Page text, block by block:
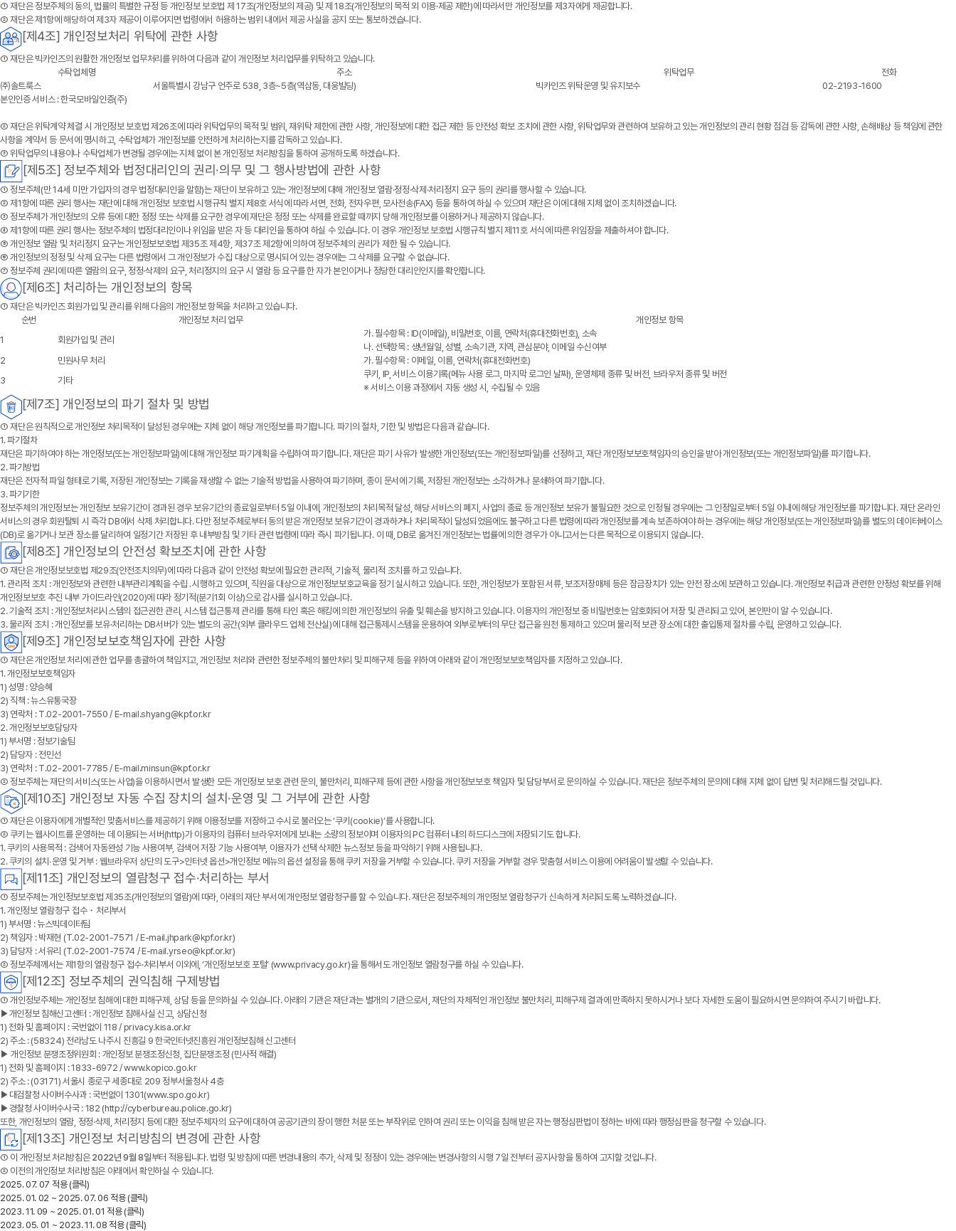
① 재단은 정보주체의 동의, 법률의 특별한 규정 등 개인정보 보호법 제 17조(개인정보의 제공) 및 제 18조(개인정보의 목적 외 이용·제공 제한)에 따라서만 개인정보를 제3자에게 제공합니다.
② 재단은 제1항에 해당하여 제3자 제공이 이루어지면 법령에서 허용하는 범위 내에서 제공 사실을 공지 또는 통보하겠습니다.
[제4조] 개인정보처리 위탁에 관한 사항
① 재단은 빅카인즈의 원활한 개인정보 업무처리를 위하여 다음과 같이 개인정보 처리업무를 위탁하고 있습니다.
수탁업체명
주소 위탁업무
전화
㈜솔트룩스
서울특별시 강남구 언주로 538, 3층~5층(역삼동, 대웅빌딩) 빅카인즈 위탁운영 및 유지보수
02-2193-1600
본인인증 서비스 : 한국모바일인증(주)
② 재단은 위탁계약 체결 시 개인정보 보호법 제26조에 따라 위탁업무의 목적 및 범위, 재위탁 제한에 관한 사항, 개인정보에 대한 접근 제한 등 안전성 확보 조치에 관한 사항, 위탁업무와 관련하여 보유하고 있는 개인정보의 관리 현황 점검 등 감독에 관한 사항, 손해배상 등 책임에 관한
사항을 계약서 등 문서에 명시하고, 수탁업체가 개인정보를 안전하게 처리하는지를 감독하고 있습니다.
③ 위탁업무의 내용이나 수탁업체가 변경될 경우에는 지체 없이 본 개인정보 처리방침을 통하여 공개하도록 하겠습니다.
[제5조] 정보주체와 법정대리인의 권리·의무 및 그 행사방법에 관한 사항
① 정보주체(만 14세 미만 가입자의 경우 법정대리인을 말함)는 재단이 보유하고 있는 개인정보에 대해 개인정보 열람·정정·삭제·처리정지 요구 등의 권리를 행사할 수 있습니다.
② 제1항에 따른 권리 행사는 재단에 대해 개인정보 보호법 시행규칙 별지 제8호 서식에 따라 서면, 전화, 전자우편, 모사전송(FAX) 등을 통하여 하실 수 있으며 재단은 이에 대해 지체 없이 조치하겠습니다.
③ 정보주체가 개인정보의 오류 등에 대한 정정 또는 삭제를 요구한 경우에 재단은 정정 또는 삭제를 완료할 때까지 당해 개인정보를 이용하거나 제공하지 않습니다.
④ 제1항에 따른 권리 행사는 정보주체의 법정대리인이나 위임을 받은 자 등 대리인을 통하여 하실 수 있습니다. 이 경우 개인정보 보호법 시행규칙 별지 제11호 서식에 따른 위임장을 제출하셔야 합니다.
⑤ 개인정보 열람 및 처리정지 요구는 개인정보보호법 제35조 제4항, 제37조 제2항에 의하여 정보주체의 권리가 제한 될 수 있습니다.
⑥ 개인정보의 정정 및 삭제 요구는 다른 법령에서 그 개인정보가 수집 대상으로 명시되어 있는 경우에는 그 삭제를 요구할 수 없습니다.
⑦ 정보주체 권리에 따른 열람의 요구, 정정·삭제의 요구, 처리정지의 요구 시 열람 등 요구를 한 자가 본인이거나 정당한 대리인인지를 확인합니다.
[제6조] 처리하는 개인정보의 항목
① 재단은 빅카인즈 회원가입 및 관리를 위해 다음의 개인정보 항목을 처리하고 있습니다.
순번
개인정보 처리 업무
개인정보 항목
1
회원가입 및 관리
가. 필수항목 : ID(이메일), 비밀번호, 이름, 연락처(휴대전화번호), 소속
나. 선택항목 : 생년월일, 성별, 소속기관, 지역, 관심분야, 이메일 수신여부
2
민원사무 처리
가. 필수항목 : 이메일, 이름, 연락처(휴대전화번호)
3
기타
쿠키, IP, 서비스 이용기록(메뉴 사용 로그, 마지막 로그인 날짜), 운영체제 종류 및 버전, 브라우저 종류 및 버전
※ 서비스 이용 과정에서 자동 생성 시, 수집될 수 있음
[제7조] 개인정보의 파기 절차 및 방법
① 재단은 원칙적으로 개인정보 처리목적이 달성된 경우에는 지체 없이 해당 개인정보를 파기합니다. 파기의 절차, 기한 및 방법은 다음과 같습니다.
1. 파기절차
재단은 파기하여야 하는 개인정보(또는 개인정보파일)에 대해 개인정보 파기계획을 수립하여 파기합니다. 재단은 파기 사유가 발생한 개인정보(또는 개인정보파일)를 선정하고, 재단 개인정보보호책임자의 승인을 받아 개인정보(또는 개인정보파일)를 파기합니다.
2. 파기방법
재단은 전자적 파일 형태로 기록, 저장된 개인정보는 기록을 재생할 수 없는 기술적 방법을 사용하여 파기하며, 종이 문서에 기록, 저장된 개인정보는 소각하거나 분쇄하여 파기합니다.
3. 파기기한
정보주체의 개인정보는 개인정보 보유기간이 경과된 경우 보유기간의 종료일로부터 5일 이내에, 개인정보의 처리목적 달성, 해당 서비스의 폐지, 사업의 종료 등 개인정보 보유가 불필요한 것으로 인정될 경우에는 그 인정일로부터 5일 이내에 해당 개인정보를 파기합니다. 재단 온라인
서비스의 경우 회원탈퇴 시 즉각 DB에서 삭제 처리합니다. 다만 정보주체로부터 동의 받은 개인정보 보유기간이 경과하거나 처리목적이 달성되었음에도 불구하고 다른 법령에 따라 개인정보를 계속 보존하여야 하는 경우에는 해당 개인정보(또는 개인정보파일)를 별도의 데이터베이스
(DB)로 옮기거나 보관 장소를 달리하여 일정기간 저장된 후 내부방침 및 기타 관련 법령에 따라 즉시 파기됩니다. 이 때, DB로 옮겨진 개인정보는 법률에 의한 경우가 아니고서는 다른 목적으로 이용되지 않습니다.
[제8조] 개인정보의 안전성 확보조치에 관한 사항
① 재단은 개인정보보호법 제29조(안전조치의무)에 따라 다음과 같이 안전성 확보에 필요한 관리적, 기술적, 물리적 조치를 하고 있습니다.
1. 관리적 조치 : 개인정보와 관련한 내부관리계획을 수립․시행하고 있으며, 직원을 대상으로 개인정보보호교육을 정기 실시하고 있습니다. 또한, 개인정보가 포함된 서류, 보조저장매체 등은 잠금장치가 있는 안전 장소에 보관하고 있습니다. 개인정보 취급과 관련한 안정성 확보를 위해
개인정보보호 추진 내부 가이드라인(2020)에 따라 정기적(분기1회 이상)으로 감사를 실시하고 있습니다.
2. 기술적 조치 : 개인정보처리시스템의 접근권한 관리, 시스템 접근통제 관리를 통해 타인 혹은 해킹에 의한 개인정보의 유출 및 훼손을 방지하고 있습니다. 이용자의 개인정보 중 비밀번호는 암호화되어 저장 및 관리되고 있어, 본인만이 알 수 있습니다.
3. 물리적 조치 : 개인정보를 보유·처리하는 DB서버가 있는 별도의 공간(외부 클라우드 업체 전산실)에 대해 접근통제시스템을 운용하여 외부로부터의 무단 접근을 원천 통제하고 있으며 물리적 보관 장소에 대한 출입통제 절차를 수립, 운영하고 있습니다.
[제9조] 개인정보보호책임자에 관한 사항
① 재단은 개인정보 처리에 관한 업무를 총괄하여 책임지고, 개인정보 처리와 관련한 정보주체의 불만처리 및 피해구제 등을 위하여 아래와 같이 개인정보보호책임자를 지정하고 있습니다.
1. 개인정보보호책임자
1) 성명 : 양승혜
2) 직책 : 뉴스유통국장
3) 연락처 : T.02-2001-7550 / E-mail.shyang@kpf.or.kr
2. 개인정보보호담당자
1) 부서명 : 정보기술팀
2) 담당자 : 전민선
3) 연락처 : T.02-2001-7785 / E-mail.minsun@kpf.or.kr
② 정보주체는 재단의 서비스(또는 사업)을 이용하시면서 발생한 모든 개인정보 보호 관련 문의, 불만처리, 피해구제 등에 관한 사항을 개인정보보호 책임자 및 담당부서로 문의하실 수 있습니다. 재단은 정보주체의 문의에 대해 지체 없이 답변 및 처리해드릴 것입니다.
[제10조] 개인정보 자동 수집 장치의 설치·운영 및 그 거부에 관한 사항
① 재단은 이용자에게 개별적인 맞춤서비스를 제공하기 위해 이용정보를 저장하고 수시로 불러오는 ‘쿠키(cookie)’를 사용합니다.
② 쿠키는 웹사이트를 운영하는 데 이용되는 서버(http)가 이용자의 컴퓨터 브라우저에게 보내는 소량의 정보이며 이용자의 PC 컴퓨터 내의 하드디스크에 저장되기도 합니다.
1. 쿠키의 사용목적 : 검색어 자동완성 기능 사용여부, 검색어 저장 기능 사용여부, 이용자가 선택 삭제한 뉴스정보 등을 파악하기 위해 사용됩니다.
2. 쿠키의 설치∙운영 및 거부 : 웹브라우저 상단의 도구>인터넷 옵션>개인정보 메뉴의 옵션 설정을 통해 쿠키 저장을 거부할 수 있습니다. 쿠키 저장을 거부할 경우 맞춤형 서비스 이용에 어려움이 발생할 수 있습니다.
[제11조] 개인정보의 열람청구 접수·처리하는 부서
① 정보주체는 개인정보보호법 제35조(개인정보의 열람)에 따라, 아래의 재단 부서에 개인정보 열람청구를 할 수 있습니다. 재단은 정보주체의 개인정보 열람청구가 신속하게 처리되도록 노력하겠습니다.
1. 개인정보 열람청구 접수・처리부서
1) 부서명 : 뉴스빅데이터팀
2) 책임자 : 박재현 (T.02-2001-7571 / E-mail.jhpark@kpf.or.kr)
3) 담당자 : 서유리 (T.02-2001-7574 / E-mail.yrseo@kpf.or.kr)
② 정보주체께서는 제1항의 열람청구 접수·처리부서 이외에, ‘개인정보보호 포털’ (www.privacy.go.kr)을 통해서도 개인정보 열람청구를 하실 수 있습니다.
[제12조] 정보주체의 권익침해 구제방법
① 개인정보주체는 개인정보 침해에 대한 피해구제, 상담 등을 문의하실 수 있습니다. 아래의 기관은 재단과는 별개의 기관으로서, 재단의 자체적인 개인정보 불만처리, 피해구제 결과에 만족하지 못하시거나 보다 자세한 도움이 필요하시면 문의하여 주시기 바랍니다.
▶개인정보 침해신고센터 : 개인정보 침해사실 신고, 상담신청
1) 전화 및 홈페이지 : 국번없이 118 / privacy.kisa.or.kr
2) 주소 : (58324) 전라남도 나주시 진흥길 9 한국인터넷진흥원 개인정보침해 신고센터
▶ 개인정보 분쟁조정위원회 : 개인정보 분쟁조정신청, 집단분쟁조정 (민사적 해결)
1) 전화 및 홈페이지 : 1833-6972 / www.kopico.go.kr
2) 주소 : (03171) 서울시 종로구 세종대로 209 정부서울청사 4층
▶대검찰청 사이버수사과 : 국번없이 1301(www.spo.go.kr)
▶경찰청 사이버수사국 : 182 (http://cyberbureau.police.go.kr)
또한, 개인정보의 열람, 정정·삭제, 처리정지 등에 대한 정보주체자의 요구에 대하여 공공기관의 장이 행한 처분 또는 부작위로 인하여 권리 또는 이익을 침해 받은 자는 행정심판법이 정하는 바에 따라 행정심판을 청구할 수 있습니다.
[제13조] 개인정보 처리방침의 변경에 관한 사항
① 이 개인정보 처리방침은 2022년 9월 8일부터 적용됩니다. 법령 및 방침에 따른 변경내용의 추가, 삭제 및 정정이 있는 경우에는 변경사항의 시행 7일 전부터 공지사항을 통하여 고지할 것입니다.
② 이전의 개인정보 처리방침은 아래에서 확인하실 수 있습니다.
2025. 07. 07 적용 (클릭)
2025. 01. 02 ~ 2025. 07. 06 적용 (클릭)
2023. 11. 09 ~ 2025. 01. 01 적용 (클릭)
2023. 05. 01 ~ 2023. 11. 08 적용 (클릭)